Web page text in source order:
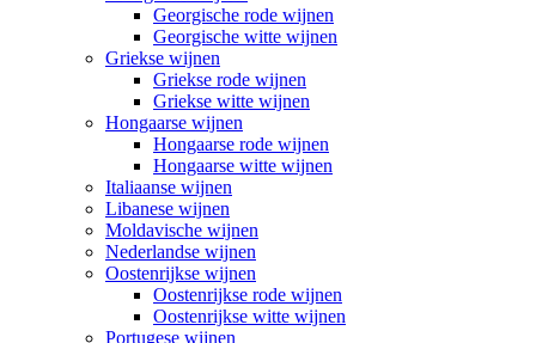
Georgische rode wijnen
Georgische witte wijnen
Griekse wijnen
Griekse rode wijnen
Griekse witte wijnen
Hongaarse wijnen
Hongaarse rode wijnen
Hongaarse witte wijnen
Italiaanse wijnen
Libanese wijnen
Moldavische wijnen
Nederlandse wijnen
Oostenrijkse wijnen
Oostenrijkse rode wijnen
Oostenrijkse witte wijnen
Portugese wijnen